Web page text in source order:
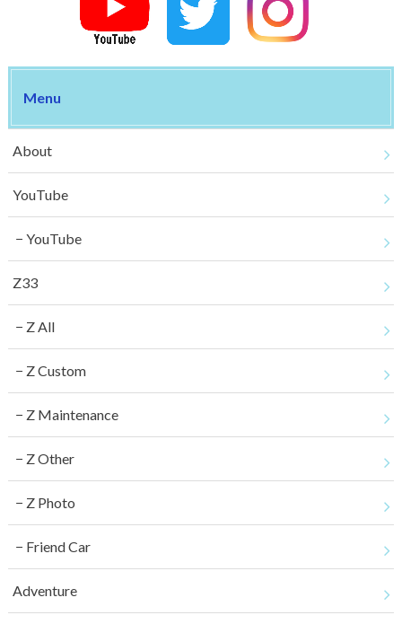
Menu
About
YouTube
YouTube
Z33
Z All
Z Custom
Z Maintenance
Z Other
Z Photo
Friend Car
Adventure